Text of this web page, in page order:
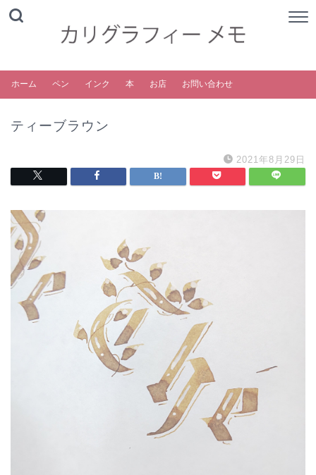
ホーム ペン インク 本 お店 お問い合わせ
ティーブラウン
2021年8月29日